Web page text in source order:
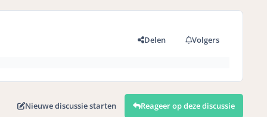
Delen Volgers
Nieuwe discussie starten Reageer op deze discussie